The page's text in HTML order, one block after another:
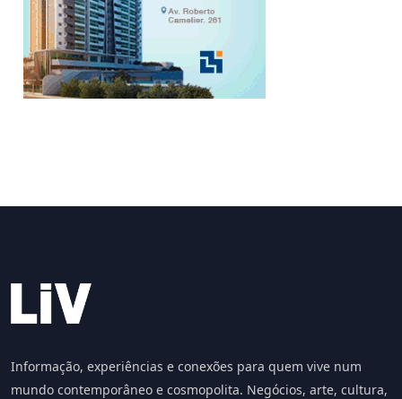
Informação, experiências e conexões para quem vive num
mundo contemporâneo e cosmopolita. Negócios, arte, cultura,